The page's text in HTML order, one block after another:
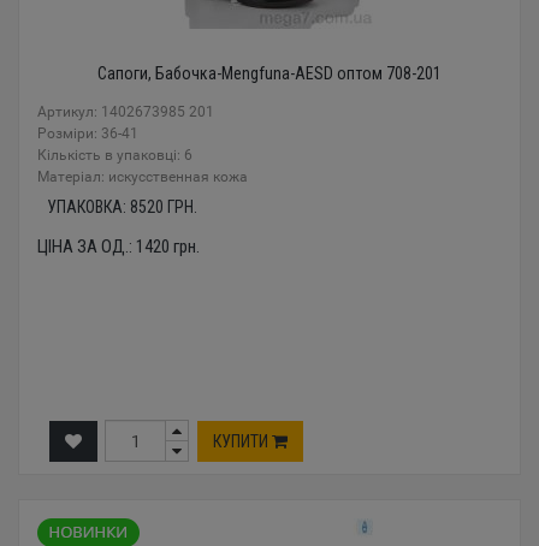
Сапоги, Бабочка-Mengfuna-AESD оптом 708-201
Артикул: 1402673985 201
Розміри: 36-41
Кількість в упаковці: 6
Mатеріал: искусственная кожа
УПАКОВКА: 8520 ГРН.
ЦІНА ЗА ОД.: 1420 грн.
КУПИТИ